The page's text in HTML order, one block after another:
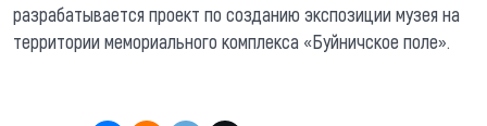
разрабатывается проект по созданию экспозиции музея на
территории мемориального комплекса «Буйничское поле».